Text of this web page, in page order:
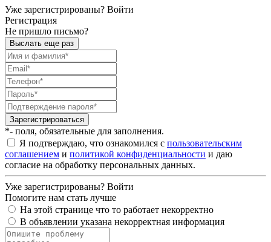
Уже зарегистрированы? Войти
Регистрация
Не пришло письмо?
Выслать еще раз
Зарегистрироваться
*- поля, обязательные для заполнения.
Я подтверждаю, что ознакомился с пользовательским
соглашением и политикой конфиденциальности и даю
согласие на обработку персональных данных.
Уже зарегистрированы? Войти
Помогите нам стать лучше
На этой странице что то работает некорректно
В объявлении указана некорректная информация